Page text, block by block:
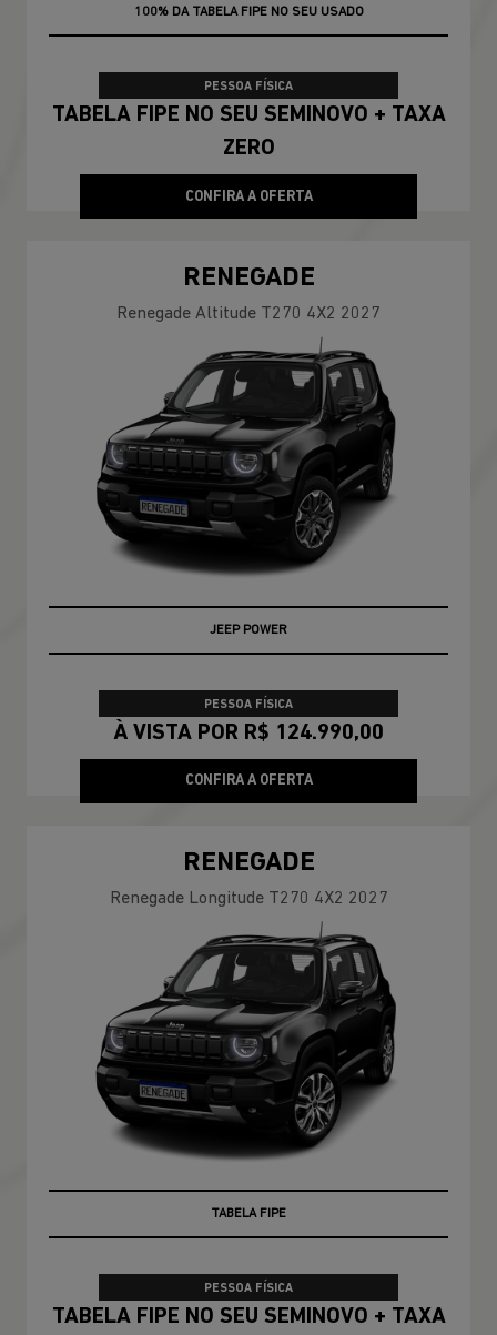
TAXA ZERO
PESSOA FÍSICA
TABELA FIPE NO SEU SEMINOVO + TAXA
ZERO
CONFIRA A OFERTA
RENEGADE
Renegade Altitude T270 4X2 2027
JEEP POWER
PESSOA FÍSICA
À VISTA POR R$ 124.990,00
CONFIRA A OFERTA
RENEGADE
Renegade Longitude T270 4X2 2027
TAXA ZERO
PESSOA FÍSICA
TABELA FIPE NO SEU SEMINOVO + TAXA